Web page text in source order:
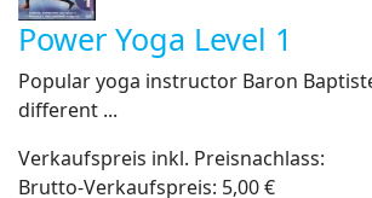
Power Yoga Level 1
Popular yoga instructor Baron
different ...
Verkaufspreis inkl. Preisnachlass:
Brutto-Verkaufspreis: 5,00 €